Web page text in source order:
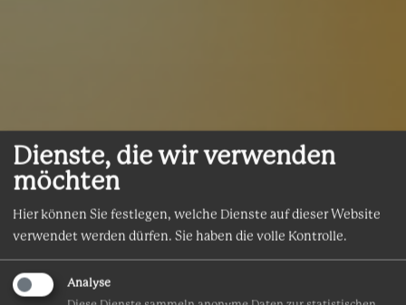
Dienste, die wir verwenden
möchten
Hier können Sie festlegen, welche Dienste auf dieser Website
verwendet werden dürfen. Sie haben die volle Kontrolle.
Analyse